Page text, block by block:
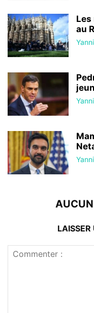
au